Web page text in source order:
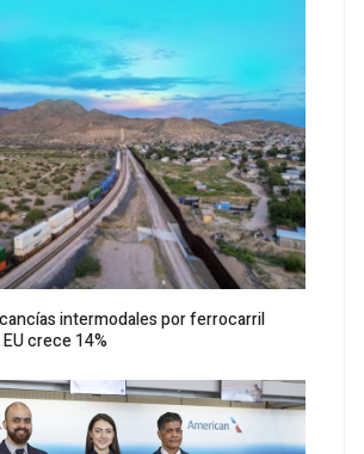
intermodales por ferrocarril
crece 14%